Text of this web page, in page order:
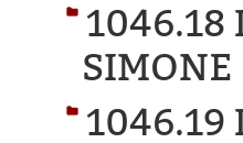
1046.18
1046.19